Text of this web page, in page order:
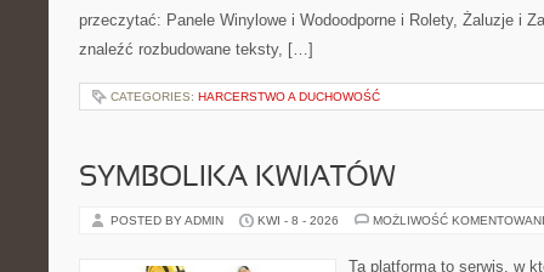
przeczytać: Panele Winylowe i Wodoodporne i Rolety, Żaluzje i
znaleźć rozbudowane teksty, […]
CATEGORIES: HARCERSTWO A DUCHOWOŚĆ
SYMBOLIKA KWIATÓW
POSTED BY ADMIN KWI - 8 - 2026 MOŻLIWOŚĆ
Ta platforma to serwis, w